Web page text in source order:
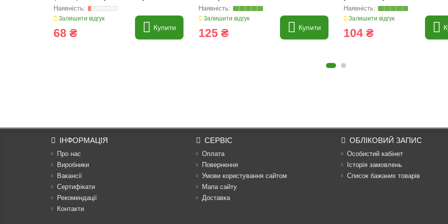
Залишити відгук
68 ₴ Купити
Залишити відгук
125 ₴ Купити
Залишити відгук
104 ₴
ІНФОРМАЦІЯ
Про нас
Виробники
Вакансії
Сертифікати
Рекомендації
Контакти
СЕРВІС
Оплата
Повернення
Умови користування сайтом
Мапа сайту
Доставка
ОБЛІКОВИЙ ЗАПИС
Особистий кабінет
Історія замовлень
Список бажаних товарів